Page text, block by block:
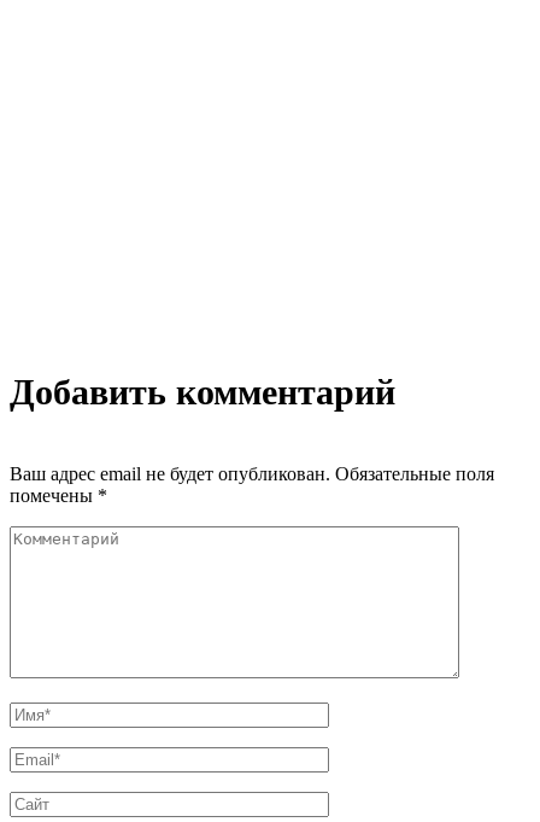
Добавить комментарий
Ваш адрес email не будет опубликован. Обязательные поля
помечены *